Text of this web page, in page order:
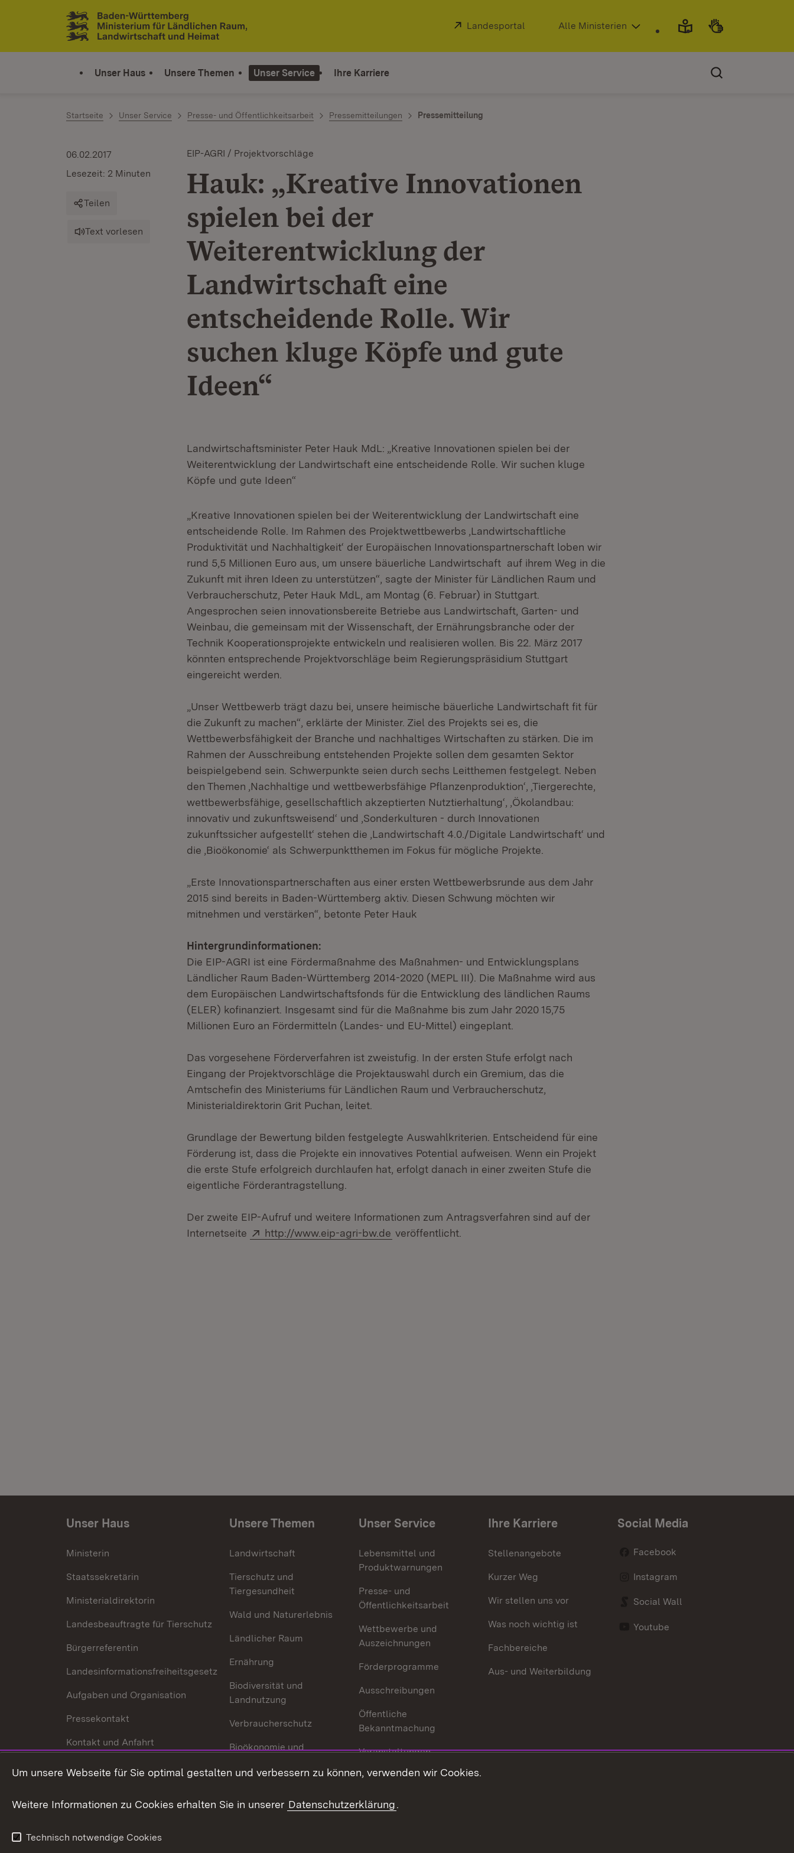
Zum Inhalt springen
Link zur Startseite
Extern:
Landesportal (Öffnet in neuem Fenster)
Alle Ministerien
Unser Haus Unsere Themen Unser Service Ihre Karriere
Startseite Unser Service Presse- und Öffentlichkeitsarbeit Pressemitteilungen Pressemitteilung
EIP-AGRI / Projektvorschläge
Hauk: „Kreative Innovationen
spielen bei der
Weiterentwicklung der
Landwirtschaft eine
entscheidende Rolle. Wir
suchen kluge Köpfe und gute
Ideen“
06.02.2017
Lesezeit: 2 Minuten
Teilen
Text vorlesen
Landwirtschaftsminister Peter Hauk MdL: „Kreative Innovationen spielen bei der
Weiterentwicklung der Landwirtschaft eine entscheidende Rolle. Wir suchen kluge
Köpfe und gute Ideen“
„Kreative Innovationen spielen bei der Weiterentwicklung der Landwirtschaft eine
entscheidende Rolle. Im Rahmen des Projektwettbewerbs ‚Landwirtschaftliche
Produktivität und Nachhaltigkeit‘ der Europäischen Innovationspartnerschaft loben wir
rund 5,5 Millionen Euro aus, um unsere bäuerliche Landwirtschaft auf ihrem Weg in die
Zukunft mit ihren Ideen zu unterstützen“, sagte der Minister für Ländlichen Raum und
Verbraucherschutz, Peter Hauk MdL, am Montag (6. Februar) in Stuttgart.
Angesprochen seien innovationsbereite Betriebe aus Landwirtschaft, Garten- und
Weinbau, die gemeinsam mit der Wissenschaft, der Ernährungsbranche oder der
Technik Kooperationsprojekte entwickeln und realisieren wollen. Bis 22. März 2017
könnten entsprechende Projektvorschläge beim Regierungspräsidium Stuttgart
eingereicht werden.
„Unser Wettbewerb trägt dazu bei, unsere heimische bäuerliche Landwirtschaft fit für
die Zukunft zu machen“, erklärte der Minister. Ziel des Projekts sei es, die
Wettbewerbsfähigkeit der Branche und nachhaltiges Wirtschaften zu stärken. Die im
Rahmen der Ausschreibung entstehenden Projekte sollen dem gesamten Sektor
beispielgebend sein. Schwerpunkte seien durch sechs Leitthemen festgelegt. Neben
den Themen ‚Nachhaltige und wettbewerbsfähige Pflanzenproduktion‘, ‚Tiergerechte,
wettbewerbsfähige, gesellschaftlich akzeptierten Nutztierhaltung‘, ‚Ökolandbau:
innovativ und zukunftsweisend‘ und ‚Sonderkulturen - durch Innovationen
zukunftssicher aufgestellt‘ stehen die ‚Landwirtschaft 4.0./Digitale Landwirtschaft‘ und
die ‚Bioökonomie‘ als Schwerpunktthemen im Fokus für mögliche Projekte.
„Erste Innovationspartnerschaften aus einer ersten Wettbewerbsrunde aus dem Jahr
2015 sind bereits in Baden-Württemberg aktiv. Diesen Schwung möchten wir
mitnehmen und verstärken“, betonte Peter Hauk
Hintergrundinformationen:
Die EIP-AGRI ist eine Fördermaßnahme des Maßnahmen- und Entwicklungsplans
Ländlicher Raum Baden-Württemberg 2014-2020 (MEPL III). Die Maßnahme wird aus
dem Europäischen Landwirtschaftsfonds für die Entwicklung des ländlichen Raums
(ELER) kofinanziert. Insgesamt sind für die Maßnahme bis zum Jahr 2020 15,75
Millionen Euro an Fördermitteln (Landes- und EU-Mittel) eingeplant.
Das vorgesehene Förderverfahren ist zweistufig. In der ersten Stufe erfolgt nach
Eingang der Projektvorschläge die Projektauswahl durch ein Gremium, das die
Amtschefin des Ministeriums für Ländlichen Raum und Verbraucherschutz,
Ministerialdirektorin Grit Puchan, leitet.
Grundlage der Bewertung bilden festgelegte Auswahlkriterien. Entscheidend für eine
Förderung ist, dass die Projekte ein innovatives Potential aufweisen. Wenn ein Projekt
die erste Stufe erfolgreich durchlaufen hat, erfolgt danach in einer zweiten Stufe die
eigentliche Förderantragstellung.
Der zweite EIP-Aufruf und weitere Informationen zum Antragsverfahren sind auf der
Internetseite
Extern:
http://www.eip-agri-bw.de veröffentlicht.
Unser Haus
Ministerin
Staatssekretärin
Ministerialdirektorin
Landesbeauftragte für Tierschutz
Bürgerreferentin
Landesinformationsfreiheitsgesetz
Aufgaben und Organisation
Pressekontakt
Kontakt und Anfahrt
Unsere Themen
Landwirtschaft
Tierschutz und
Tiergesundheit
Wald und Naturerlebnis
Ländlicher Raum
Ernährung
Biodiversität und
Landnutzung
Verbraucherschutz
Bioökonomie und
Unser Service
Lebensmittel und
Produktwarnungen
Presse- und
Öffentlichkeitsarbeit
Wettbewerbe und
Auszeichnungen
Förderprogramme
Ausschreibungen
Öffentliche
Bekanntmachung
Veranstaltungen
Mediathek
Publikationen
Ihre Karriere
Stellenangebote
Kurzer Weg
Wir stellen uns vor
Was noch wichtig ist
Fachbereiche
Aus- und Weiterbildung
Social Media
Facebook
Instagram
Social Wall
Youtube
Um unsere Webseite für Sie optimal gestalten und verbessern zu können, verwenden wir Cookies.
Weitere Informationen zu Cookies erhalten Sie in unserer Datenschutzerklärung.
Technisch notwendige Cookies